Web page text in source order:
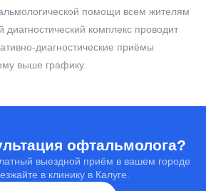
помощи всем жителям
комплекс проводит
диагностические приёмы
выше графику.
офтальмолога?
выездной приём в вашем городе
в клинику в Калуге.